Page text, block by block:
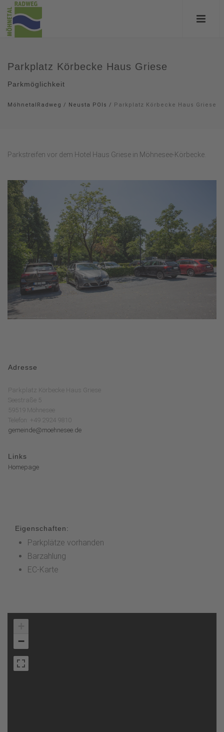
Parkplatz Körbecke Haus Griese
Parkmöglichkeit
MöhnetalRadweg / Neusta POIs / Parkplatz Körbecke Haus Griese
Parkstreifen vor dem Hotel Haus Griese in Möhnesee-Körbecke.
Adresse
Parkplatz Körbecke Haus Griese
Seestraße 5
59519 Möhnesee
Telefon: +49 2924 9810
gemeinde@moehnesee.de
Links
Homepage
Eigenschaften:
Parkplätze vorhanden
Barzahlung
EC-Karte
−